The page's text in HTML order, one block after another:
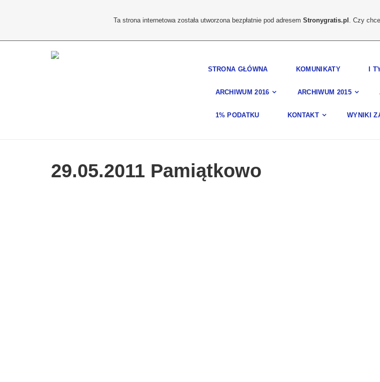
STRONA GŁÓWNA KOMUNIKATY I
ARCHIWUM 2016 ARCHIWUM 2015
1% PODATKU KONTAKT WYNIKI
29.05.2011 Pamiątkowo
Ta strona internetowa została utworzona bezpłatnie pod adresem Stronygratis.pl . Czy